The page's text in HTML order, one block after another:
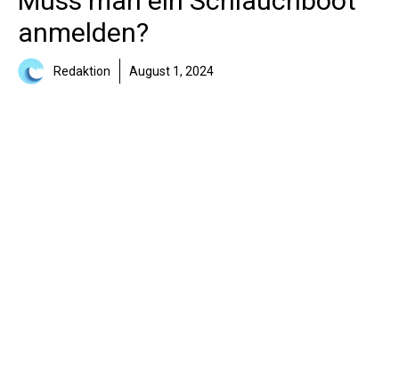
anmelden?
Redaktion August 1, 2024